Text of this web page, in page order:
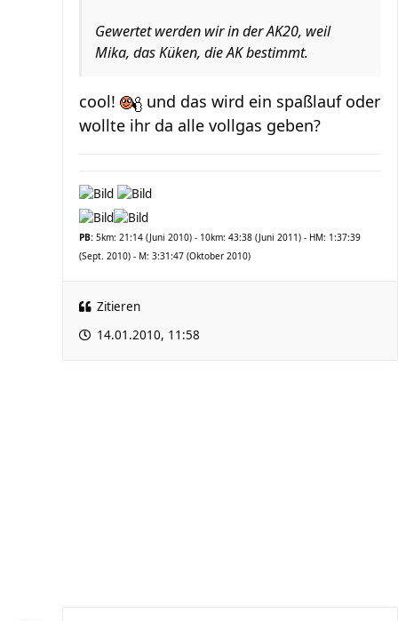
Gewertet werden wir in der AK20, weil
Mika, das Küken, die AK bestimmt.
cool!
und das wird ein spaßlauf oder
wollte ihr da alle vollgas geben?
PB: 5km: 21:14 (Juni 2010) - 10km: 43:38 (Juni 2011) - HM: 1:37:39
(Sept. 2010) - M: 3:31:47 (Oktober 2010)
Zitieren
14.01.2010, 11:58